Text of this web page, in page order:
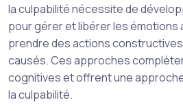
la culpabilité nécessite de
pour gérer et libérer les émotions
prendre des actions
causés. Ces approches
cognitives et offrent une
la culpabilité.